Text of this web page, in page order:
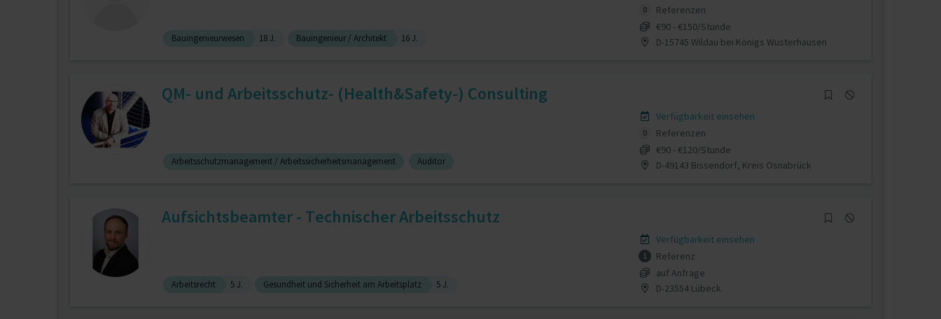
Bauingenieurwesen 18 J. Bauingenieur / Architekt 16 J.
0
Referenzen
€90 - €150/Stunde
D-15745 Wildau bei Königs Wusterhausen
QM- und Arbeitsschutz- (Health&Safety-) Consulting
Arbeitsschutzmanagement / Arbeitssicherheitsmanagement Auditor
Verfügbarkeit einsehen
0
Referenzen
€90 - €120/Stunde
D-49143 Bissendorf, Kreis Osnabrück
Aufsichtsbeamter - Technischer Arbeitsschutz
Arbeitsrecht 5 J. Gesundheit und Sicherheit am Arbeitsplatz 5 J.
Verfügbarkeit einsehen
1
Referenz
auf Anfrage
D-23554 Lübeck